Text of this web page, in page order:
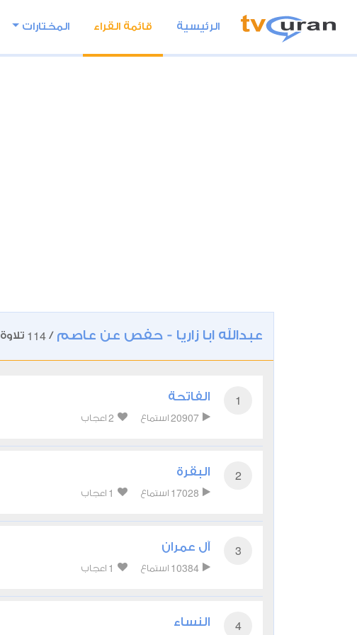
الرئيسية قائمة القراء المختارات
عبدالله ابا زاريا - حفص عن عاصم /
114 تلاوة
1 الفاتحة
20907 استماع 2 اعجاب
2 البقرة
17028 استماع 1 اعجاب
3 آل عمران
10384 استماع 1 اعجاب
4 النساء